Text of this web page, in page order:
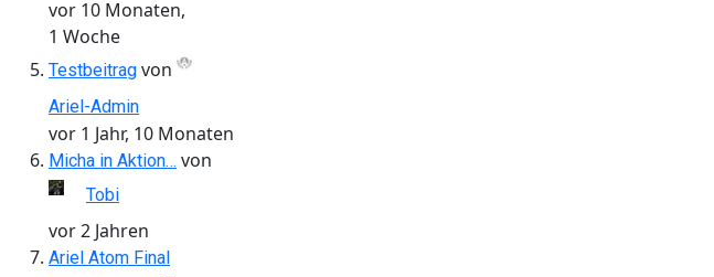
vor 10 Monaten,
1 Woche
Testbeitrag von
Ariel-Admin
vor 1 Jahr, 10 Monaten
Micha in Aktion… von
Tobi
vor 2 Jahren
Ariel Atom Final